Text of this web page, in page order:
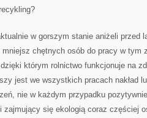
w gorszym stanie aniżeli przed
chętnych osób do pracy w tym
którym rolnictwo funkcjonuje na
jest we wszystkich pracach nakład
nie w każdym przypadku
zajmujący się ekologią coraz częściej